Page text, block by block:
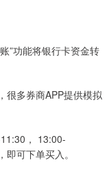
”功能将银行卡资金转
很多券商APP提供模拟
， 13:00-
可下单买入。